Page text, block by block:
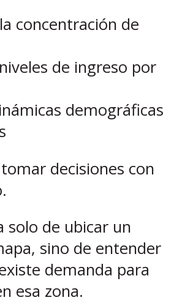
concentración de
de ingreso por
demográficas
decisiones con
solo de ubicar un
sino de entender
demanda para
esa zona.